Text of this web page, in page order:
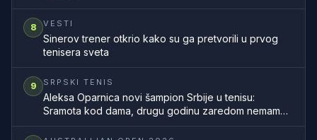
8 VESTI
Sinerov trener otkrio kako su ga pretvorili u prvog
tenisera sveta
9 SRPSKI TENIS
Aleksa Oparnica novi šampion Srbije u tenisu:
Sramota kod dama, drugu godinu zaredom nemamo